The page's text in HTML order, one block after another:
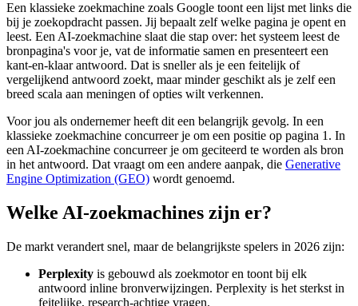
Een klassieke zoekmachine zoals Google toont een lijst met links die
bij je zoekopdracht passen. Jij bepaalt zelf welke pagina je opent en
leest. Een AI-zoekmachine slaat die stap over: het systeem leest de
bronpagina's voor je, vat de informatie samen en presenteert een
kant-en-klaar antwoord. Dat is sneller als je een feitelijk of
vergelijkend antwoord zoekt, maar minder geschikt als je zelf een
breed scala aan meningen of opties wilt verkennen.
Voor jou als ondernemer heeft dit een belangrijk gevolg. In een
klassieke zoekmachine concurreer je om een positie op pagina 1. In
een AI-zoekmachine concurreer je om geciteerd te worden als bron
in het antwoord. Dat vraagt om een andere aanpak, die Generative
Engine Optimization (GEO) wordt genoemd.
Welke AI-zoekmachines zijn er?
De markt verandert snel, maar de belangrijkste spelers in 2026 zijn:
Perplexity is gebouwd als zoekmotor en toont bij elk
antwoord inline bronverwijzingen. Perplexity is het sterkst in
feitelijke, research-achtige vragen.